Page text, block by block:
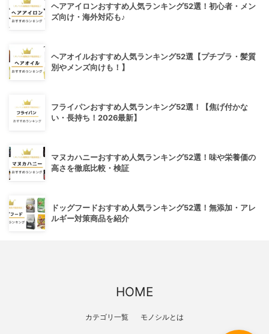
ヘアアイロンおすすめ人気ランキング52選！初心者・メン
ズ向け・海外対応も♪
ヘアオイルおすすめ人気ランキング52選【プチプラ・髪質
別やメンズ向けも！】
フライパンおすすめ人気ランキング52選！【焦げ付かな
い・長持ち！2026最新】
マヌカハニーおすすめ人気ランキング52選！味や栄養価の
高さを徹底比較・検証
ドッグフードおすすめ人気ランキング52選！無添加・アレ
ルギー対策商品を紹介
HOME
カテゴリ一覧 モノシルとは